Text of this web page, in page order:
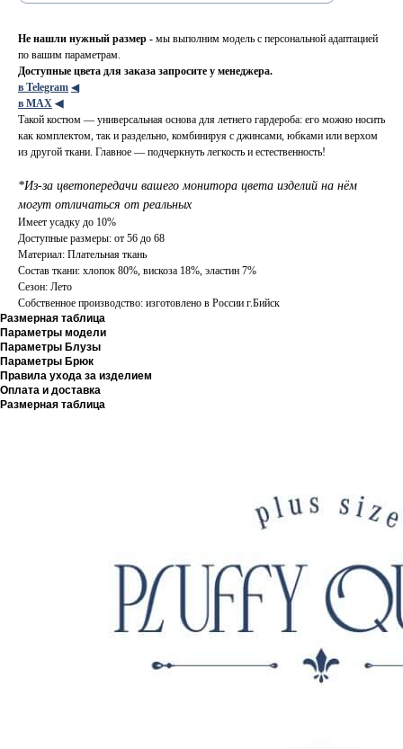
Не нашли нужный размер - мы выполним модель с персональной адаптацией
по вашим параметрам.
Доступные цвета для заказа запросите у менеджера.
в Telegram ◀
в МАХ ◀
Такой костюм — универсальная основа для летнего гардероба: его можно носить
как комплектом, так и раздельно, комбинируя с джинсами, юбками или верхом
из другой ткани. Главное — подчеркнуть легкость и естественность!
*Из-за цветопередачи вашего монитора цвета изделий на нём
могут отличаться от реальных
Имеет усадку до 10%
Доступные размеры: от 56 до 68
Материал: Плательная ткань
Состав ткани: хлопок 80%, вискоза 18%, эластин 7%
Сезон: Лето
Собственное производство: изготовлено в России г.Бийск
Размерная таблица
Параметры модели
Параметры Блузы
Параметры Брюк
Правила ухода за изделием
Оплата и доставка
Размерная таблица